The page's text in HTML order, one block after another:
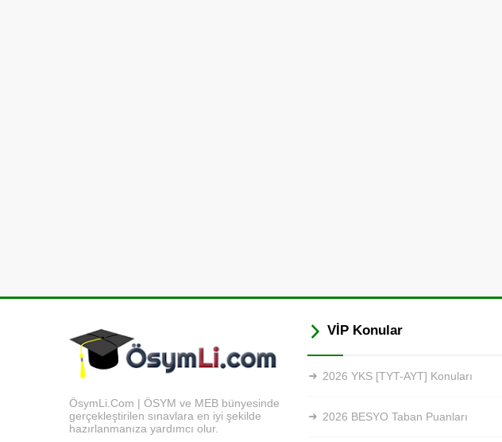
ÖsymLi.Com | ÖSYM ve MEB bünyesinde
gerçekleştirilen sınavlara en iyi şekilde
hazırlanmanıza yardımcı olur.
VİP Konular
2026 YKS [TYT-AYT] Konuları
2026 BESYO Taban Puanları